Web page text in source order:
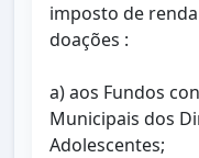
imposto de
doações :
a) aos Fundos
Municipais dos
Adolescentes;